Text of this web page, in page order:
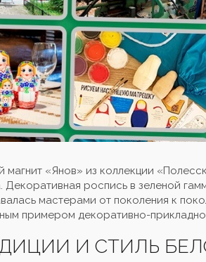
магнит «Янов» из коллекции
Декоративная роспись в зеленой
мастерами от поколения к
примером декоративно-
И СТИЛЬ